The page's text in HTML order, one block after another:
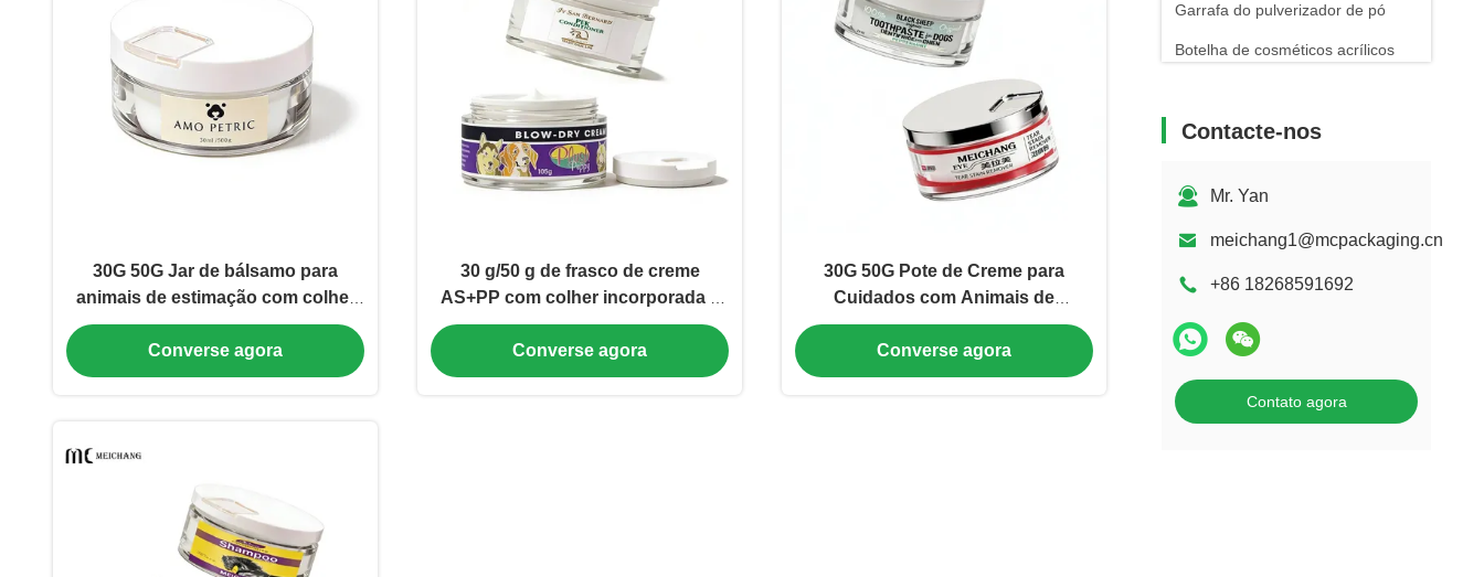
Garrafa do pulverizador de pó
Botelha de cosméticos acrílicos
Contacte-nos
Mr. Yan
meichang1@mcpackaging.cn
+86 18268591692
Contato agora
30G 50G Jar de bálsamo para
animais de estimação com colher
embutida e vedação hermética para
cuidados higiênicos de patas e
nariz de animais de estimação
Converse agora
30 g/50 g de frasco de creme
AS+PP com colher incorporada e
vedação hermética
Converse agora
30G 50G Pote de Creme para
Cuidados com Animais de
Estimação de Grau Alimentício com
Colher Embutida para Tratamento
Oral e Localizado (MC-AS-552-5)
Converse agora